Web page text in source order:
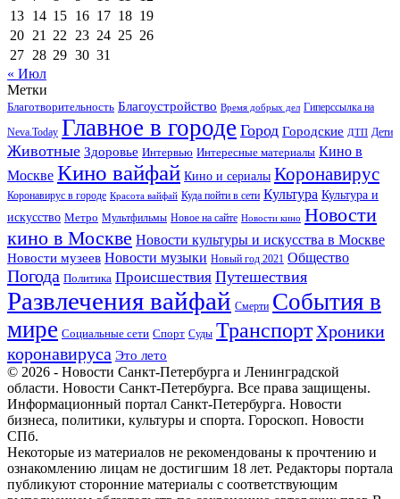
13 14 15 16 17 18 19
20 21 22 23 24 25 26
27 28 29 30 31
« Июл
Метки
Благотворительность Благоустройство Время добрых дел Гиперссылка на
Neva.Today Главное в городе Город Городские ДТП Дети
Животные Здоровье Интервью Интересные материалы Кино в
Москве Кино вайфай Кино и сериалы Коронавирус
Коронавирус в городе Красота вайфай Куда пойти в сети Культура Культура и
искусство Метро Мультфильмы Новое на сайте Новости кино Новости
кино в Москве Новости культуры и искусства в Москве
Новости музеев Новости музыки Новый год 2021 Общество
Погода Политика Происшествия Путешествия
Развлечения вайфай Смерти События в
мире Социальные сети Спорт Суды Транспорт Хроники
коронавируса Это лето
© 2026 - Новости Санкт-Петербурга и Ленинградской
области. Новости Санкт-Петербурга. Все права защищены.
Информационный портал Санкт-Петербурга. Новости
бизнеса, политики, культуры и спорта. Гороскоп. Новости
СПб.
Некоторые из материалов не рекомендованы к прочтению и
ознакомлению лицам не достигшим 18 лет. Редакторы портала
публикуют сторонние материалы с соответствующим